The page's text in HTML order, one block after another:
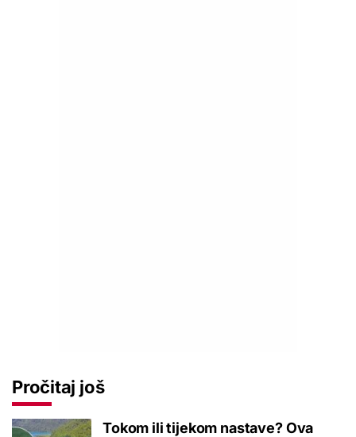
Pročitaj još
Tokom ili tijekom nastave? Ova